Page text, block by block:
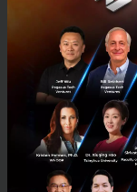
ฝีมือของเขา ได้เ
กลับไปปีนเขา กีฬ
บันดาลใจของเ
‘At that time, I
reasoned that a
Technology is